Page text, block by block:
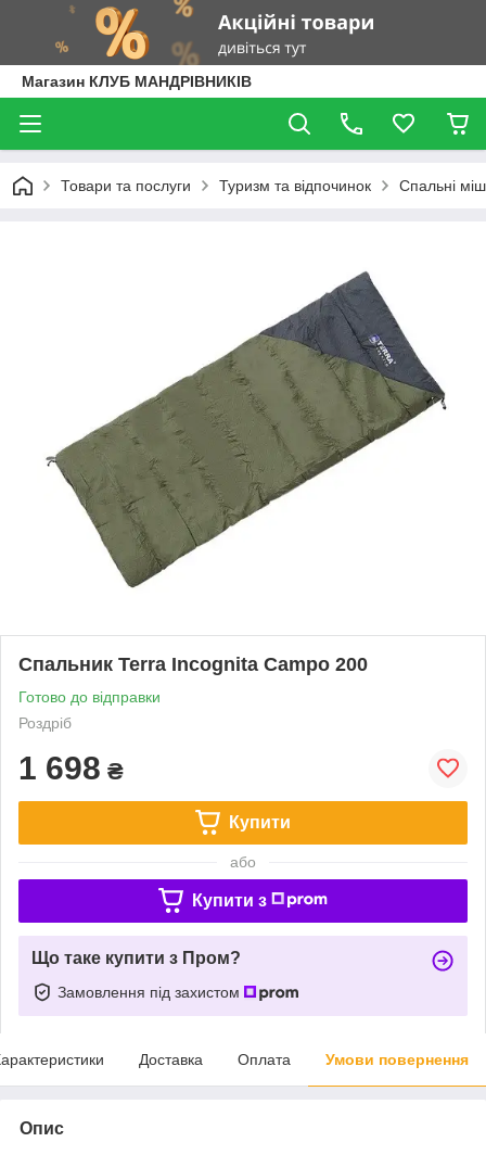
Магазин КЛУБ МАНДРІВНИКІВ
Товари та послуги Туризм та відпочинок Спальні
Спальник Terra Incognita Campo 200
Готово до відправки
Роздріб
1 698 ₴
Купити
або
Купити з
Що таке купити з Пром?
Замовлення під захистом
Доставка Оплата Умови повернення
Опис